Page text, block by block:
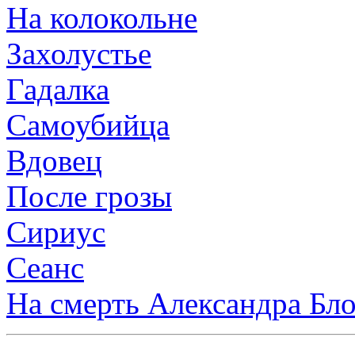
На колокольне
Захолустье
Гадалка
Самоубийца
Вдовец
После грозы
Сириус
Сеанс
На смерть Александра